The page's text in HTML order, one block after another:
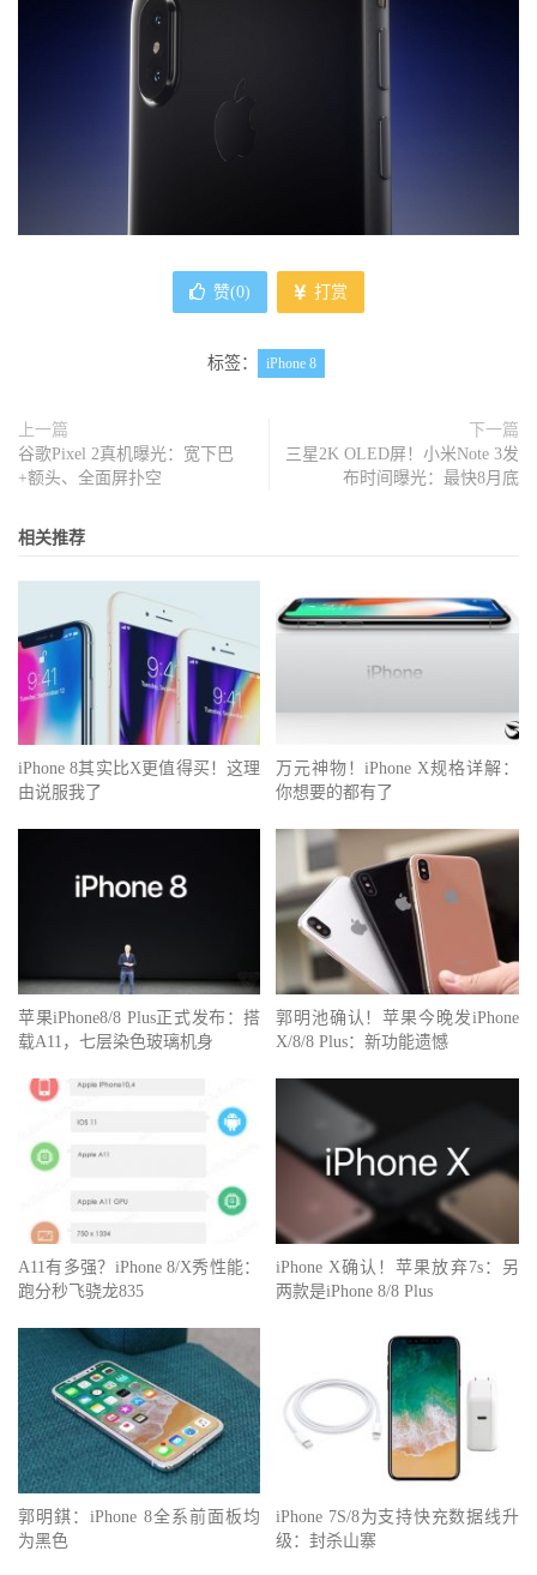
赞(0) 打赏
标签： iPhone 8
上一篇
谷歌Pixel 2真机曝光：宽下巴
+额头、全面屏扑空
下一篇
三星2K OLED屏！小米Note 3发
布时间曝光：最快8月底
相关推荐
iPhone 8其实比X更值得买！这理
由说服我了
万元神物！iPhone X规格详解：
你想要的都有了
苹果iPhone8/8 Plus正式发布：搭
载A11，七层染色玻璃机身
郭明池确认！苹果今晚发iPhone
X/8/8 Plus：新功能遗憾
A11有多强？iPhone 8/X秀性能：
跑分秒飞骁龙835
iPhone X确认！苹果放弃7s：另
两款是iPhone 8/8 Plus
郭明錤：iPhone 8全系前面板均
为黑色
iPhone 7S/8为支持快充数据线升
级：封杀山寨